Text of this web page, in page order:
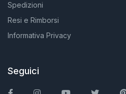
Spedizioni
Resi e Rimborsi
Informativa Privacy
Seguici